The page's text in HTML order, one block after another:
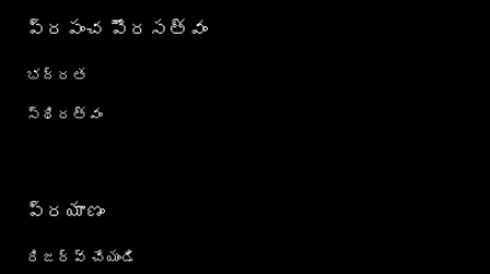
ప్రపంచ పౌరసత్వం
భద్రత
స్థిరత్వం
ప్రయాణం
రిజర్వ్ చేయండి